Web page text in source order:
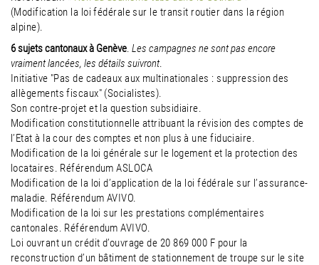
(Modification la loi fédérale sur le transit routier dans la région
alpine).
6 sujets cantonaux à Genève. Les campagnes ne sont pas encore
vraiment lancées, les détails suivront.
Initiative "Pas de cadeaux aux multinationales : suppression des
allègements fiscaux" (Socialistes).
Son contre-projet et la question subsidiaire.
Modification constitutionnelle attribuant la révision des comptes de
l’Etat à la cour des comptes et non plus à une fiduciaire.
Modification de la loi générale sur le logement et la protection des
locataires. Référendum ASLOCA
Modification de la loi d’application de la loi fédérale sur l’assurance-
maladie. Référendum AVIVO.
Modification de la loi sur les prestations complémentaires
cantonales. Référendum AVIVO.
Loi ouvrant un crédit d’ouvrage de 20 869 000 F pour la
reconstruction d’un bâtiment de stationnement de troupe sur le site